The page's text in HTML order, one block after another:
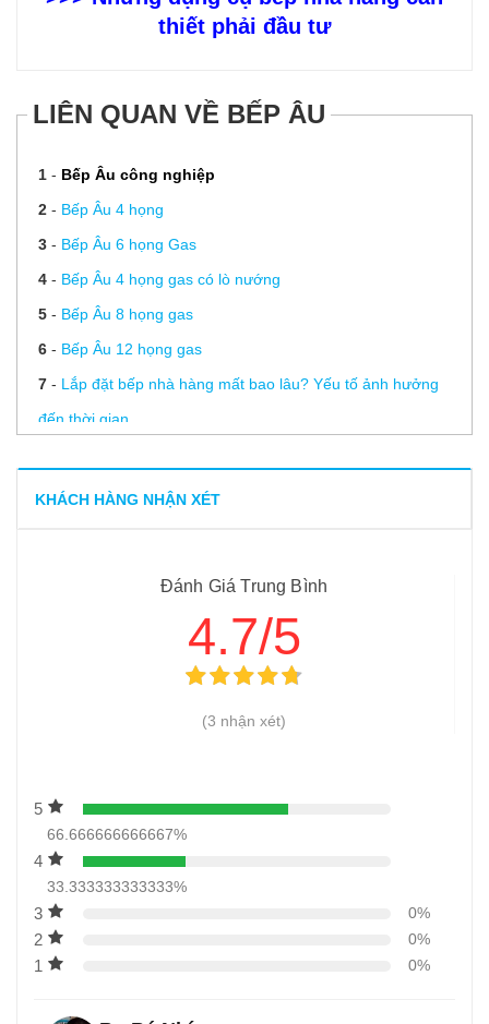
thiết phải đầu tư
LIÊN QUAN VỀ BẾP ÂU
1- Bếp Âu công nghiệp
2- Bếp Âu 4 họng
3- Bếp Âu 6 họng Gas
4- Bếp Âu 4 họng gas có lò nướng
5- Bếp Âu 8 họng gas
6- Bếp Âu 12 họng gas
7- Lắp đặt bếp nhà hàng mất bao lâu? Yếu tố ảnh hưởng
đến thời gian
Bếp âu 4 họng có lò nướng
2 mẫu thiết kế 3D bếp nhà hàng đẹp nhất hiện nay
Những dụng cụ bếp nhà hàng cần thiết phải đầu tư
KHÁCH HÀNG NHẬN XÉT
Đánh Giá Trung Bình
4.7/5
(3 nhận xét)
5
66.666666666667%
4
33.333333333333%
3 0%
2 0%
1 0%